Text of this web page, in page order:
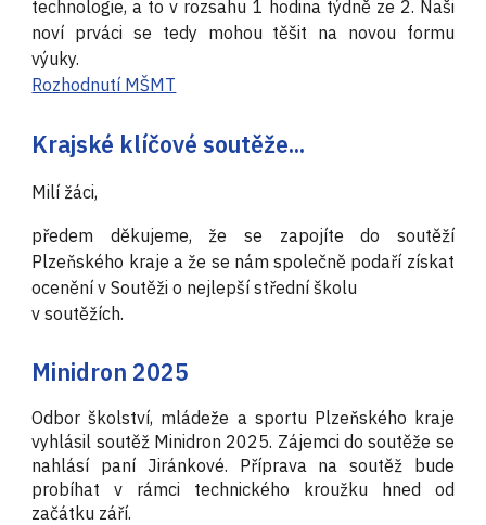
technologie, a to v rozsahu 1 hodina týdně ze 2. Naši
noví prváci se tedy mohou těšit na novou formu
výuky.
Rozhodnutí MŠMT
Krajské klíčové soutěže...
Milí žáci,
předem děkujeme, že se zapojíte do soutěží
Plzeňského kraje a že se nám společně podaří získat
ocenění v Soutěži o nejlepší střední školu
v soutěžích.
Minidron 2025
Odbor školství, mládeže a sportu Plzeňského kraje
vyhlásil soutěž Minidron 2025. Zájemci do soutěže se
nahlásí paní Jiránkové. Příprava na soutěž bude
probíhat v rámci technického kroužku hned od
začátku září.